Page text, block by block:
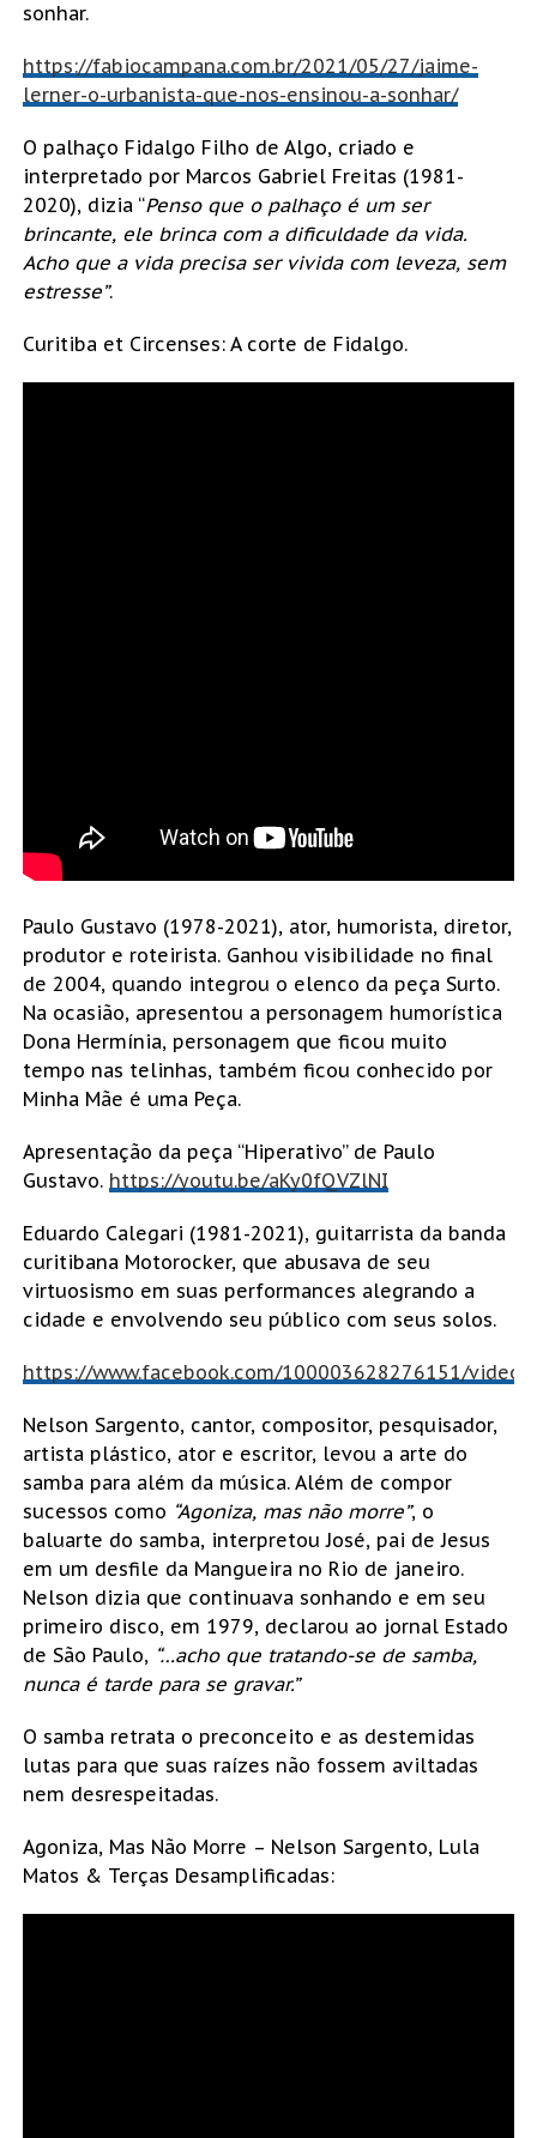
sonhar.
https://fabiocampana.com.br/2021/05/27/jaime-
lerner-o-urbanista-que-nos-ensinou-a-sonhar/
O palhaço Fidalgo Filho de Algo, criado e
interpretado por Marcos Gabriel Freitas (1981-
2020), dizia “Penso que o palhaço é um ser
brincante, ele brinca com a dificuldade da vida.
Acho que a vida precisa ser vivida com leveza, sem
estresse”.
Curitiba et Circenses: A corte de Fidalgo.
Paulo Gustavo (1978-2021), ator, humorista, diretor,
produtor e roteirista. Ganhou visibilidade no final
de 2004, quando integrou o elenco da peça Surto.
Na ocasião, apresentou a personagem humorística
Dona Hermínia, personagem que ficou muito
tempo nas telinhas, também ficou conhecido por
Minha Mãe é uma Peça.
Apresentação da peça “Hiperativo” de Paulo
Gustavo. https://youtu.be/aKy0fQVZlNI
Eduardo Calegari (1981-2021), guitarrista da banda
curitibana Motorocker, que abusava de seu
virtuosismo em suas performances alegrando a
cidade e envolvendo seu público com seus solos.
https://www.facebook.com/100003628276151/
Nelson Sargento, cantor, compositor, pesquisador,
artista plástico, ator e escritor, levou a arte do
samba para além da música. Além de compor
sucessos como “Agoniza, mas não morre”, o
baluarte do samba, interpretou José, pai de Jesus
em um desfile da Mangueira no Rio de janeiro.
Nelson dizia que continuava sonhando e em seu
primeiro disco, em 1979, declarou ao jornal Estado
de São Paulo, “…acho que tratando-se de samba,
nunca é tarde para se gravar.”
O samba retrata o preconceito e as destemidas
lutas para que suas raízes não fossem aviltadas
nem desrespeitadas.
Agoniza, Mas Não Morre – Nelson Sargento, Lula
Matos & Terças Desamplificadas: